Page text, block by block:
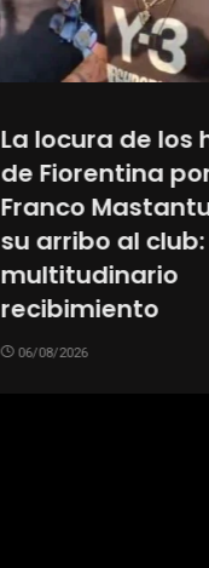
La locura de los
de Fiorentina por
Franco
su arribo al club:
multitudinario
recibimiento
06/08/2026